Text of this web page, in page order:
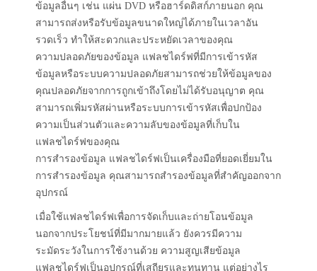
ข้อมูลอื่นๆ เช่น แผ่น DVD หรือฮาร์ดดิสก์ภายนอก คุณ
สามารถส่งหรือรับข้อมูลขนาดใหญ่ได้ภายในเวลาอัน
รวดเร็ว ทำให้สะดวกและประหยัดเวลาของคุณ
ความปลอดภัยของข้อมูล แฟลชไดร์ฟที่มีการเข้ารหัส
ข้อมูลหรือระบบความปลอดภัยสามารถช่วยให้ข้อมูลของ
คุณปลอดภัยจากการถูกเข้าถึงโดยไม่ได้รับอนุญาต คุณ
สามารถเพิ่มรหัสผ่านหรือระบบการเข้ารหัสเพื่อปกป้อง
ความเป็นส่วนตัวและความลับของข้อมูลที่เก็บใน
แฟลชไดร์ฟของคุณ
การสำรองข้อมูล แฟลชไดร์ฟเป็นเครื่องมือที่ยอดเยี่ยมใน
การสำรองข้อมูล คุณสามารถสำรองข้อมูลที่สำคัญออกจาก
อุปกรณ์
เมื่อใช้แฟลชไดร์ฟเพื่อการจัดเก็บและถ่ายโอนข้อมูล
นอกจากประโยชน์ที่มีมากมายแล้ว ยังควรมีความ
ระมัดระวังในการใช้งานด้วย ความสูญเสียข้อมูล
แฟลชไดร์ฟเป็นอุปกรณ์ที่เสถียรและทนทาน แต่อย่างไร